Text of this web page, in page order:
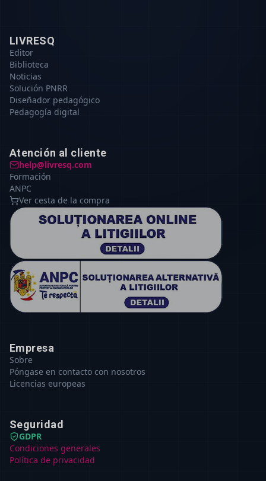
LIVRESQ
Editor
Biblioteca
Noticias
Solución PNRR
Diseñador pedagógico
Pedagogía digital
Atención al cliente
help@livresq.com
Formación
ANPC
Ver cesta de la compra
Empresa
Sobre
Póngase en contacto con nosotros
Licencias europeas
Seguridad
GDPR
Condiciones generales
Política de privacidad